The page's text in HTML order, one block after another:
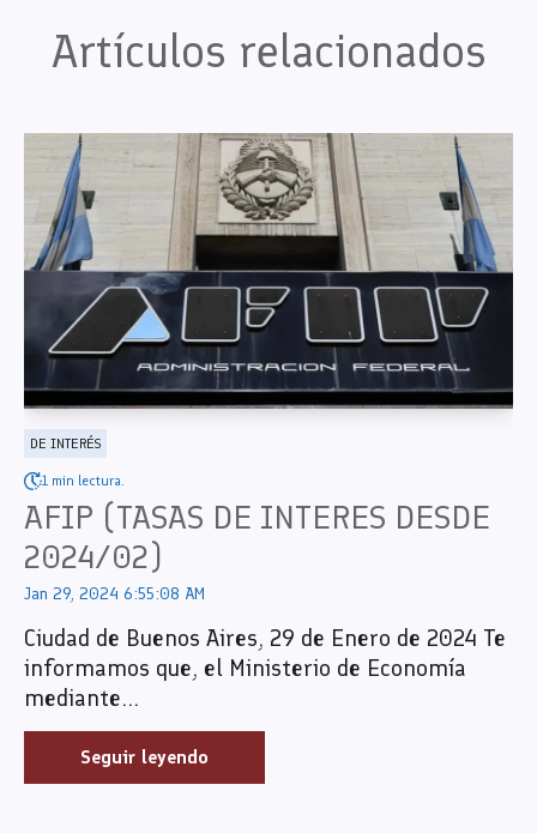
Artículos relacionados
DE INTERÉS
1 min lectura.
AFIP (TASAS DE INTERES DESDE
2024/02)
Jan 29, 2024 6:55:08 AM
Ciudad de Buenos Aires, 29 de Enero de 2024 Te
informamos que, el Ministerio de Economía
mediante...
Seguir leyendo